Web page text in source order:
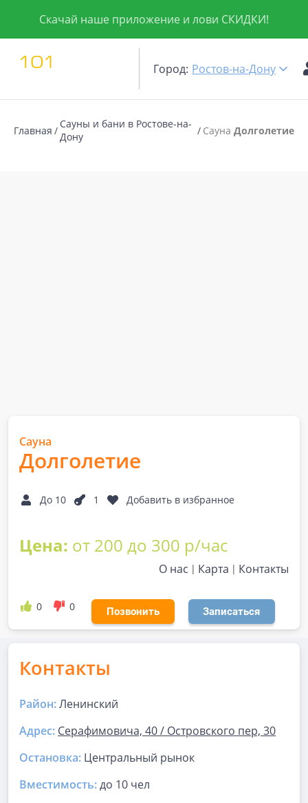
Скачай наше приложение и лови СКИДКИ!
Город: Ростов-на-Дону
Главная
Сауны и бани в Ростове-на-
Дону
Сауна Долголетие
Сауна
Долголетие
До 10 1 Добавить в избранное
Цена: от 200 до 300 р/час
О нас Карта Контакты
0 0 Позвонить Записаться
Контакты
Район:Ленинский
Адрес: Серафимовича, 40 / Островского пер, 30
Остановка: Центральный рынок
Вместимость:до 10 чел